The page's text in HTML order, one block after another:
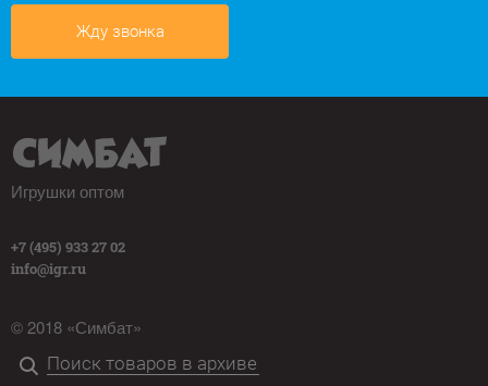
Жду звонка
Игрушки оптом
+7 (495) 933 27 02
info@igr.ru
© 2018 «Симбат»